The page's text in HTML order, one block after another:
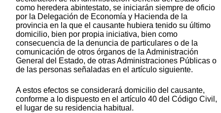
como heredera abintestato, se iniciarán siempre de oficio
por la Delegación de Economía y Hacienda de la
provincia en la que el causante hubiera tenido su último
domicilio, bien por propia iniciativa, bien como
consecuencia de la denuncia de particulares o de la
comunicación de otros órganos de la Administración
General del Estado, de otras Administraciones Públicas o
de las personas señaladas en el artículo siguiente.
A estos efectos se considerará domicilio del causante,
conforme a lo dispuesto en el artículo 40 del Código Civil,
el lugar de su residencia habitual.